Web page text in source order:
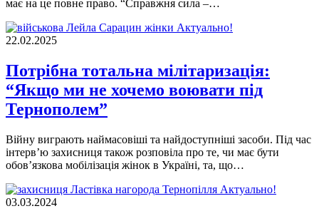
має на це повне право. “Справжня сила –…
Актуально!
22.02.2025
Потрібна тотальна мілітаризація:
“Якщо ми не хочемо воювати під
Тернополем”
Війну виграють наймасовіші та найдоступніші засоби. Під час
інтервʼю захисниця також розповіла про те, чи має бути
обов’язкова мобілізація жінок в Україні, та, що…
Актуально!
03.03.2024